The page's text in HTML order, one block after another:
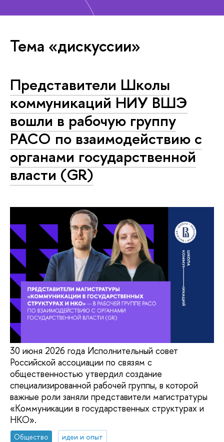
Тема «дискуссии»
Представители Школы
коммуникаций НИУ ВШЭ
вошли в рабочую группу
РАСО по взаимодействию с
органами государственной
власти (GR)
30 июня 2026 года Исполнительный совет
Российской ассоциации по связям с
общественностью утвердил создание
специализированной рабочей группы, в которой
важные роли заняли представители магистратуры
«Коммуникации в государственных структурах и
НКО».
Общество
идеи и опыт